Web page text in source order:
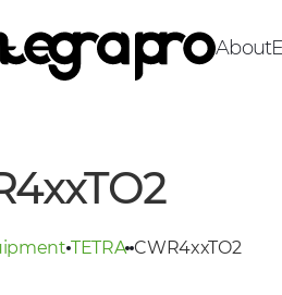
About
TETRA CWR4xxTO2